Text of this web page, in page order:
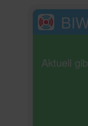
Aktuell